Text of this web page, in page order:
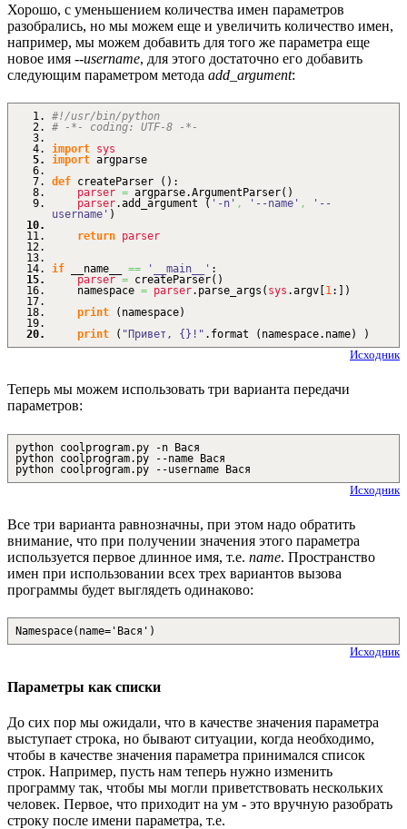
Хорошо, с уменьшением количества имен параметров
разобрались, но мы можем еще и увеличить количество имен,
например, мы можем добавить для того же параметра еще
новое имя --username, для этого достаточно его добавить
следующим параметром метода add_argument:
#!/usr/bin/python
# -*- coding: UTF-8 -*-
import sys
import argparse
def createParser ( ) :
parser = argparse.ArgumentParser( )
parser.add_argument ( '-n' , '--name' ,
'--
username' )
return parser
if __name__ == '__main__' :
parser = createParser( )
namespace = parser. parse_args ( sys .argv 1:
)
print
( namespace)
print
( "Привет, {}!" . format ( namespace. name) )
Исходник
Теперь мы можем использовать три варианта передачи
параметров:
python coolprogram.py -n Вася
python coolprogram.py --name Вася
python coolprogram.py --username Вася
Исходник
Все три варианта равнозначны, при этом надо обратить
внимание, что при получении значения этого параметра
используется первое длинное имя, т.е. name. Пространство
имен при использовании всех трех вариантов вызова
программы будет выглядеть одинаково:
Namespace(name='Вася')
Исходник
Параметры как списки
До сих пор мы ожидали, что в качестве значения параметра
выступает строка, но бывают ситуации, когда необходимо,
чтобы в качестве значения параметра принимался список
строк. Например, пусть нам теперь нужно изменить
программу так, чтобы мы могли приветствовать нескольких
человек. Первое, что приходит на ум - это вручную разобрать
строку после имени параметра, т.е.